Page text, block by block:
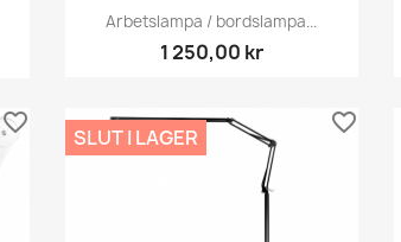
Snabbvy
Arbetslampa / bordslampa...
1 250,00 kr
favorite_border
SLUT I LAGER
favorite_border